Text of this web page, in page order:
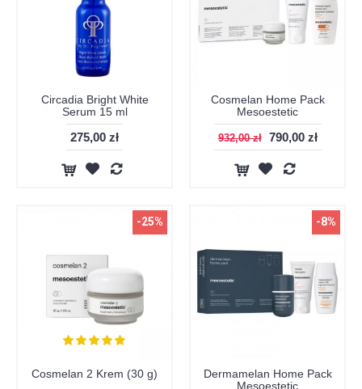
Circadia Bright White
Serum 15 ml
275,00 zł
Cosmelan Home Pack
Mesoestetic
932,00 zł 790,00 zł
-25%
Cosmelan 2 Krem (30 g)
-8%
Dermamelan Home Pack
Mesoestetic